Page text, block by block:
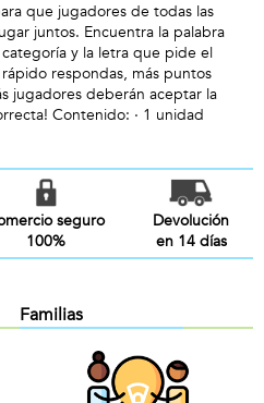
que jugadores de todas las
juntos. Encuentra la palabra
y la letra que pide el
respondas, más puntos
jugadores deberán aceptar la
Contenido: · 1 unidad
seguro
100%
Devolución
en 14 días
Familias